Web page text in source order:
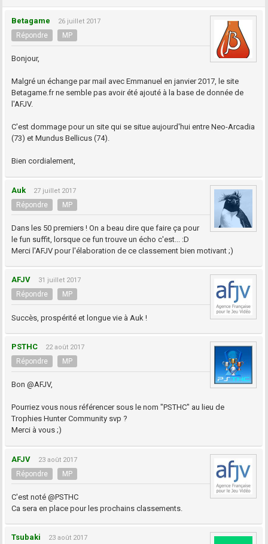
Betagame 26 juillet 2017
Répondre MP
Bonjour,
Malgré un échange par mail avec Emmanuel en janvier 2017, le site
Betagame.fr ne semble pas avoir été ajouté à la base de donnée de
l'AFJV.
C'est dommage pour un site qui se situe aujourd'hui entre Neo-Arcadia
(73) et Mundus Bellicus (74).
Bien cordialement,
Auk 27 juillet 2017
Répondre MP
Dans les 50 premiers ! On a beau dire que faire ça pour
le fun suffit, lorsque ce fun trouve un écho c'est... :D
Merci l'AFJV pour l'élaboration de ce classement bien motivant ;)
AFJV 31 juillet 2017
Répondre MP
Succès, prospérité et longue vie à Auk !
PSTHC 22 août 2017
Répondre MP
Bon @AFJV,
Pourriez vous nous référencer sous le nom "PSTHC" au lieu de
Trophies Hunter Community svp ?
Merci à vous ;)
AFJV 23 août 2017
Répondre MP
C'est noté @PSTHC
Ca sera en place pour les prochains classements.
Tsubaki 23 août 2017